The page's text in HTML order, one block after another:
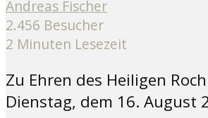
Andreas Fischer
2.456 Besucher
2 Minuten Lesezeit
Zu Ehren des Heiligen
Dienstag, dem 16. August